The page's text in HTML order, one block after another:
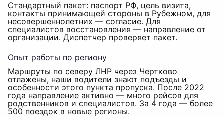
Стандартный пакет: паспорт РФ, цель визита,
контакты принимающей стороны в Рубежном, для
несовершеннолетних — согласие. Для
специалистов восстановления — направление от
организации. Диспетчер проверяет пакет.
Опыт работы по региону
Маршруты по северу ЛНР через Чертково
отлажены, наши водители знают подъезды и
особенности этого пункта пропуска. После 2022
года направление активно — много рейсов для
родственников и специалистов. За 4 года — более
500 поездок в новые регионы.